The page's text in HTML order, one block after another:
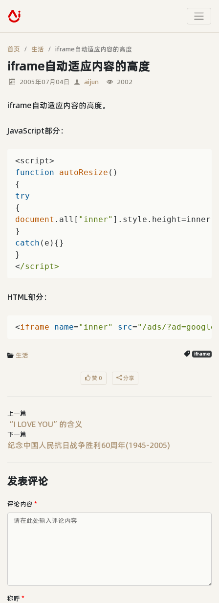
首页 生活 iframe自动适应内容的高度
iframe自动适应内容的高度
2005年07月04日 aijun 2002
iframe自动适应内容的高度。
JavaScript部分：
function
autoResize (
try
document .all[ "inner"
catch (e){}
}
</script>
HTML部分：
<iframe name="inner" src="/ads/
生活 iframe
赞 0 分享
上一篇
“I LOVE YOU”的含义
下一篇
纪念中国人民抗日战争胜利60周年(1945-2005)
发表评论
评论内容 *
称呼*